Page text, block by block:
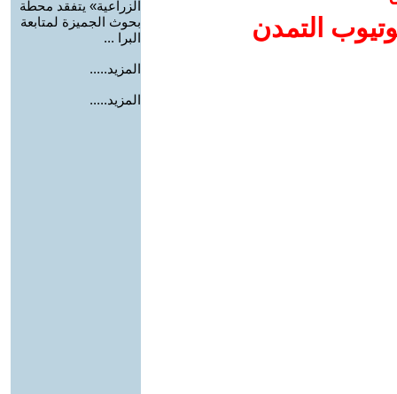
التمدن
الزراعية» يتفقد محطة
بحوث الجميزة لمتابعة
البرا ...
المزيد.....
المزيد.....